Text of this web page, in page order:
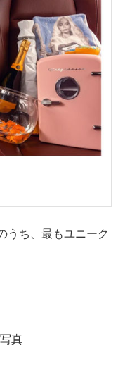
うち、最もユニーク
真